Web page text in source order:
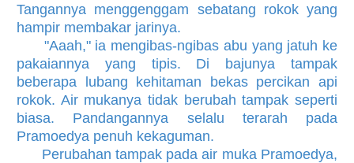
Tangannya menggenggam sebatang rokok yang
hampir membakar jarinya.
"Aaah," ia mengibas-ngibas abu yang jatuh ke
pakaiannya yang tipis. Di bajunya tampak
beberapa lubang kehitaman bekas percikan api
rokok. Air mukanya tidak berubah tampak seperti
biasa. Pandangannya selalu terarah pada
Pramoedya penuh kekaguman.
Perubahan tampak pada air muka Pramoedya,